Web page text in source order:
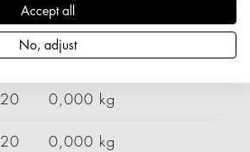
0,000 kg
0,120 kg
0,000 kg
0,000 kg
Accept all
No, adjust